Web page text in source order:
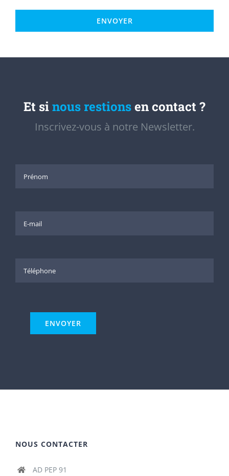
Et sinous restionsen contact ?
Inscrivez-vous à notre Newsletter.
NOUS CONTACTER
AD PEP 91